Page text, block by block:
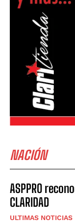
NACIÓN
ASPPRO
CLARIDAD
ULTIMAS NOTICIAS